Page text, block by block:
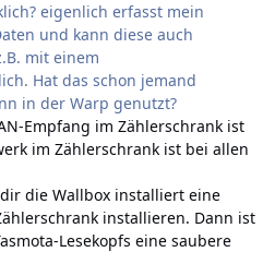
eigenlich erfasst mein
und kann diese auch
mit einem
Hat das schon jemand
in der Warp genutzt?
Empfang im Zählerschrank ist
im Zählerschrank ist bei allen
die Wallbox installiert eine
installieren. Dann ist
Lesekopfs eine saubere